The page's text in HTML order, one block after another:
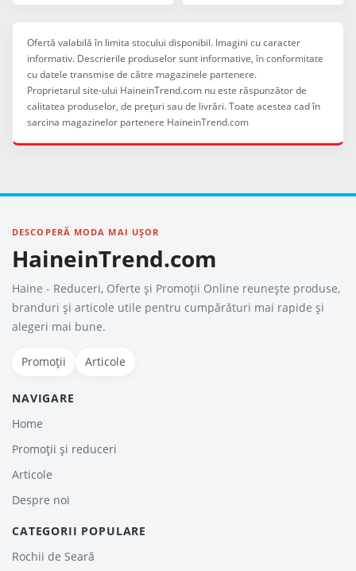
Ofertă valabilă în limita stocului disponibil. Imagini cu caracter
informativ. Descrierile produselor sunt informative, în conformitate
cu datele transmise de către magazinele partenere.
Proprietarul site-ului HaineinTrend.com nu este răspunzător de
calitatea produselor, de preţuri sau de livrări. Toate acestea cad în
sarcina magazinelor partenere HaineinTrend.com
DESCOPERĂ MODA MAI UȘOR
HaineinTrend.com
Haine - Reduceri, Oferte şi Promoţii Online reunește produse,
branduri și articole utile pentru cumpărături mai rapide și
alegeri mai bune.
Promoții Articole
NAVIGARE
Home
Promoții și reduceri
Articole
Despre noi
CATEGORII POPULARE
Rochii de Seară